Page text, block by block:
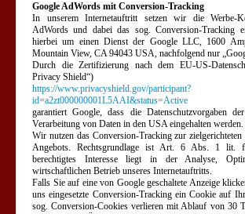
Google AdWords mit Conversion-Tracking
In unserem Internetauftritt setzen wir die Werbe-
AdWords und dabei das sog. Conversion-Tracking
hierbei um einen Dienst der Google LLC, 1600
Mountain View, CA 94043 USA, nachfolgend nur
Durch die Zertifizierung nach dem EU-US-
Privacy Shield“)
https://www.privacyshield.gov/participant?
id=a2zt000000001L5AAI&status=Active
garantiert Google, dass die Datenschutzvorgaben
Verarbeitung von Daten in den USA eingehalten werden.
Wir nutzen das Conversion-Tracking zur zielgerichteten
Angebots. Rechtsgrundlage ist Art. 6 Abs. 1 lit.
berechtigtes Interesse liegt in der Analyse,
wirtschaftlichen Betrieb unseres Internetauftritts.
Falls Sie auf eine von Google geschaltete Anzeige
uns eingesetzte Conversion-Tracking ein Cookie auf
sog. Conversion-Cookies verlieren mit Ablauf von 30